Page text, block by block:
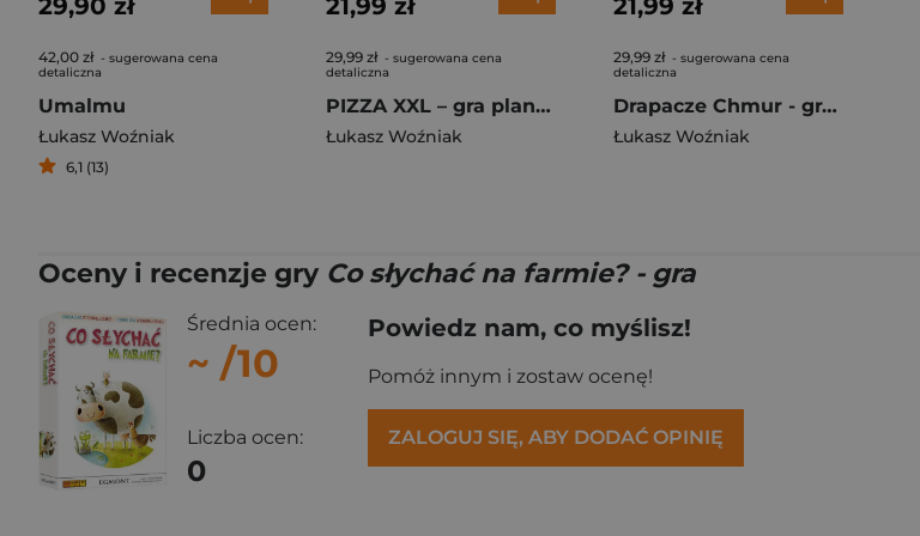
29,90 zł
42,00 zł - sugerowana cena
detaliczna
Umalmu
Łukasz Woźniak
6,1 (13)
21,99 zł
29,99 zł - sugerowana cena
detaliczna
PIZZA XXL – gra planszowa
Łukasz Woźniak
21,99 zł
29,99 zł - sugerowana cena
detaliczna
Drapacze Chmur - gra planszowa
Łukasz Woźniak
Oceny i recenzje gry Co słychać na farmie? - gra
Średnia ocen:
~ /10
Liczba ocen:
0
Powiedz nam, co myślisz!
Pomóż innym i zostaw ocenę!
ZALOGUJ SIĘ, ABY DODAĆ OPINIĘ